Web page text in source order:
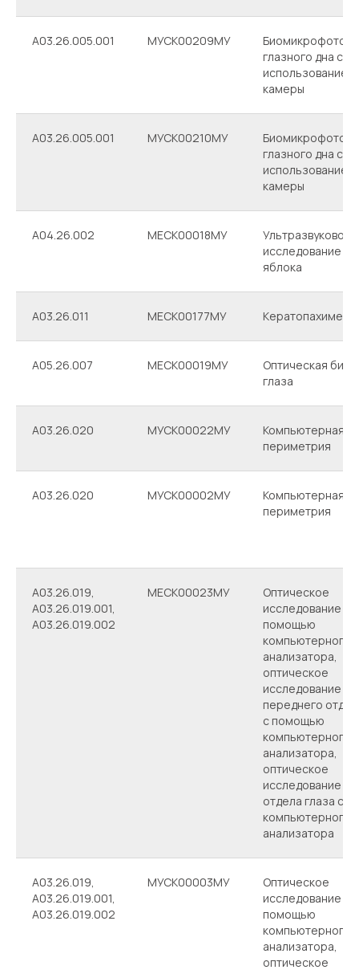
А03.26.005.001 МУСК00209МУ
глазного дна с
использованием
камеры
А03.26.005.001 МУСК00210МУ
глазного дна с
использованием
камеры
А04.26.002 МЕСК00018МУ
Ультразвуковое
исследование
яблока
А03.26.011 МЕСК00177МУ
A05.26.007 МЕСК00019МУ
Оптическая
глаза
A03.26.020 МУСК00022МУ
Компьютерная
периметрия
A03.26.020 МУСК00002МУ
Компьютерная
периметрия
A03.26.019,
А03.26.019.001,
А03.26.019.002
МЕСК00023МУ
Оптическое
исследование
помощью
компьютерного
анализатора,
оптическое
исследование
переднего
с помощью
компьютерного
анализатора,
оптическое
исследование
отдела глаза с
компьютерного
анализатора
A03.26.019,
А03.26.019.001,
А03.26.019.002
МУСК00003МУ
Оптическое
исследование
помощью
компьютерного
анализатора,
оптическое